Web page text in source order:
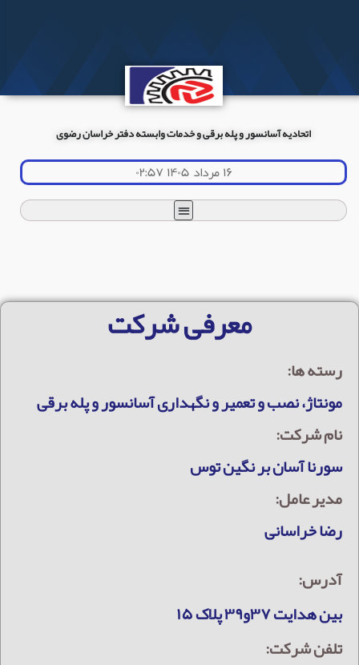
اتحادیه آسانسور و پله برقی و خدمات وابسته دفتر خراسان رضوی
۱۶ مرداد ۱۴۰۵ ۰۲:۵۷
معرفی شرکت
رسته ها:
مونتاژ، نصب و تعمیر و نگهداری آسانسور و پله برقی
نام شرکت:
سورنا آسان بر نگین توس
مدیر عامل:
رضا خراسانی
آدرس:
بین هدایت ۳۷و۳۹ پلاک ۱۵
تلفن شرکت: